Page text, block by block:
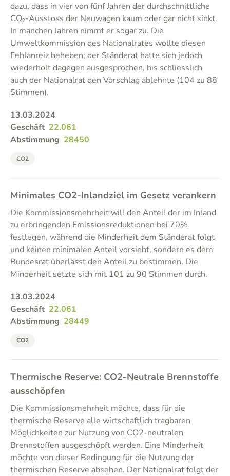
dazu, dass in vier von fünf Jahren der durchschnittliche
CO₂-Ausstoss der Neuwagen kaum oder gar nicht sinkt.
In manchen Jahren nimmt er sogar zu. Die
Umweltkommission des Nationalrates wollte diesen
Fehlanreiz beheben; der Ständerat hatte sich jedoch
wiederholt dagegen ausgesprochen, bis schliesslich
auch der Nationalrat den Vorschlag ablehnte (104 zu 88
Stimmen).
13.03.2024
Geschäft 22.061
Abstimmung 28450
CO2
Minimales CO2-Inlandziel im Gesetz verankern
Die Kommissionsmehrheit will den Anteil der im Inland
zu erbringenden Emissionsreduktionen bei 70%
festlegen, während die Minderheit dem Ständerat folgt
und keinen minimalen Anteil vorsieht, sondern es dem
Bundesrat überlässt den Anteil zu bestimmen. Die
Minderheit setzte sich mit 101 zu 90 Stimmen durch.
13.03.2024
Geschäft 22.061
Abstimmung 28449
CO2
Thermische Reserve: CO2-Neutrale Brennstoffe
ausschöpfen
Die Kommissionsmehrheit möchte, dass für die
thermische Reserve alle wirtschaftlich tragbaren
Möglichkeiten zur Nutzung von CO2-neutralen
Brennstoffen ausgeschöpft werden. Eine Minderheit
möchte von dieser Bedingung für die Nutzung der
thermischen Reserve absehen. Der Nationalrat folgt der